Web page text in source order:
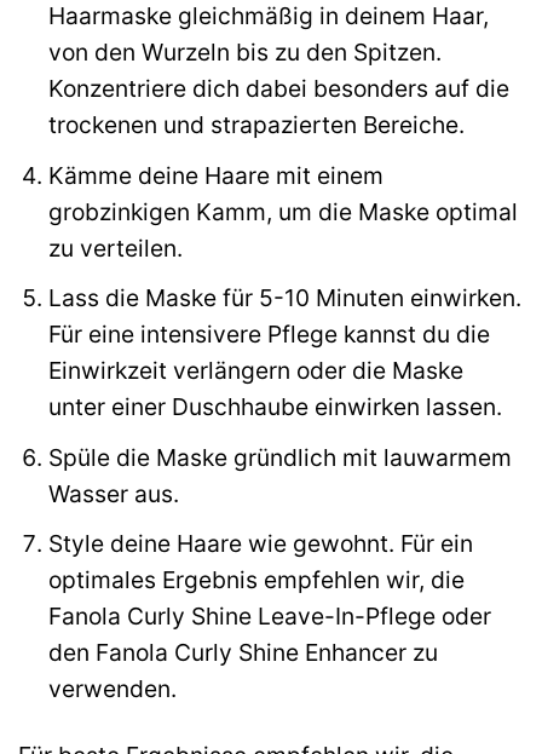
Haarmaske gleichmäßig in deinem Haar,
von den Wurzeln bis zu den Spitzen.
Konzentriere dich dabei besonders auf die
trockenen und strapazierten Bereiche.
Kämme deine Haare mit einem
grobzinkigen Kamm, um die Maske optimal
zu verteilen.
Lass die Maske für 5-10 Minuten einwirken.
Für eine intensivere Pflege kannst du die
Einwirkzeit verlängern oder die Maske
unter einer Duschhaube einwirken lassen.
Spüle die Maske gründlich mit lauwarmem
Wasser aus.
Style deine Haare wie gewohnt. Für ein
optimales Ergebnis empfehlen wir, die
Fanola Curly Shine Leave-In-Pflege oder
den Fanola Curly Shine Enhancer zu
verwenden.